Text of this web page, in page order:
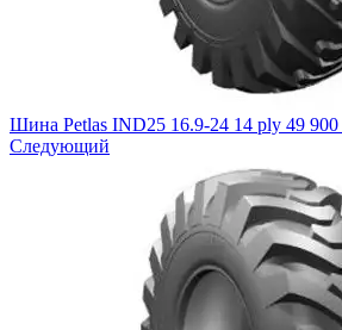
Шина Petlas IND25 16.9-24 14 ply 49 900
Следующий